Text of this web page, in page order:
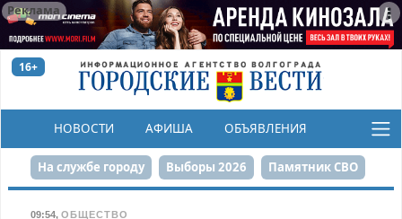
Реклама
16+
НОВОСТИ АФИША ОБЪЯВЛЕНИЯ
КОНКУРСЫ
На службе городу Выборы 2026 Памятник СВО
09:54, ОБЩЕСТВО